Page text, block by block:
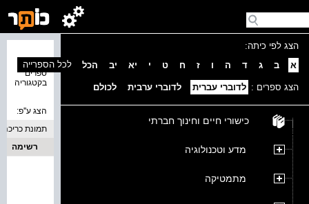
הצג לפי כיתה:
א
ב ג ד ה ו ז ח ט י יא יב הכל
הצג ספרים : לדוברי עברית לדוברי ערבית לכולם
כישורי חיים וחינוך חברתי
מדע וטכנולוגיה
מתמטיקה
ספרים
בקטגוריה
לכל הספרייה
הצג ע''פ:
תמונת כריכה
רשימה